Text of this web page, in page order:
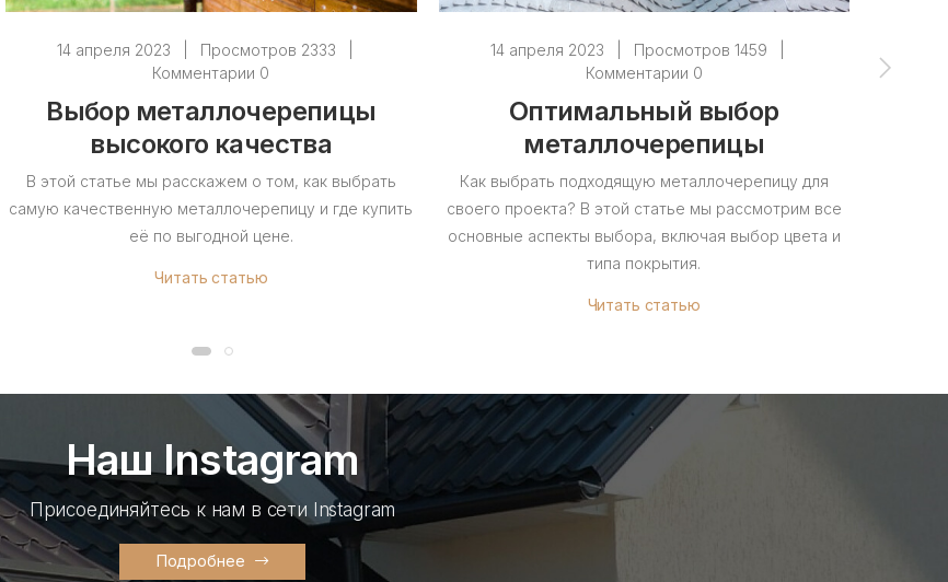
14 апреля 2023 Просмотров 2333
Комментарии 0
Выбор металлочерепицы
высокого качества
В этой статье мы расскажем о том, как выбрать
самую качественную металлочерепицу и где купить
её по выгодной цене.
Читать статью
14 апреля 2023 Просмотров 1459
Комментарии 0
Оптимальный выбор
металлочерепицы
Как выбрать подходящую металлочерепицу для
своего проекта? В этой статье мы рассмотрим все
основные аспекты выбора, включая выбор цвета и
типа покрытия.
Читать статью
Наш Instagram
Присоединяйтесь к нам в сети Instagram
Подробнее